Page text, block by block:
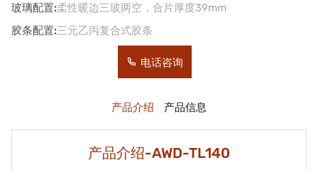
玻璃配置:柔性暖边三玻两空，合片厚度39mm
胶条配置:三元乙丙复合式胶条
电话咨询
产品介绍 产品信息
产品介绍-AWD-TL140